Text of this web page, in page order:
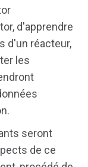
d'apprendre
d'un réacteur,
les
seront
de ce